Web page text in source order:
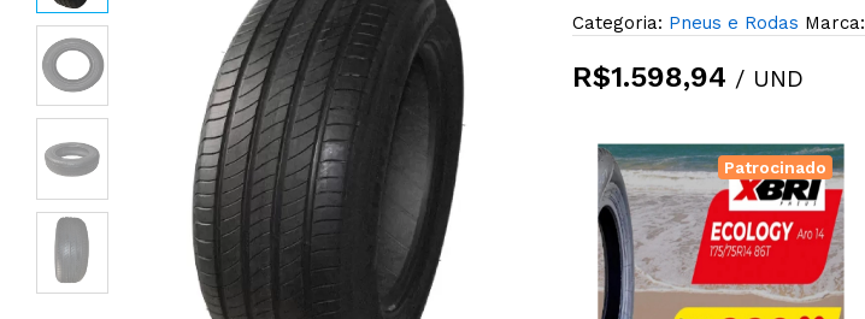
Categoria: Pneus e Rodas Marca:
R$1.598,94 / UND
Patrocinado